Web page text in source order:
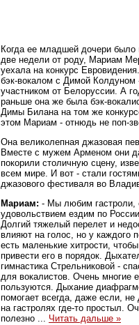
Когда ее младшей дочери было
две недели от роду, Мариам
уехала на конкурс
бэк-вокалом с Димой Колдуном
участником от Белоруссии. А
раньше она же была бэк-
Димы Билана на том же
этом Мариам - отнюдь не поп-
Она великолепная джазовая
Вместе с мужем Арменом они
покорили столичную сцену,
всем мире. И вот - стали
джазового фестиваля во
Мариам: - Мы любим гастроли,
удовольствием ездим по
Долгий тяжелый перелет и
влияют на голос, но у каждого
есть маленькие хитрости, чтобы
привести его в порядок.
гимнастика Стрельниковой -
для вокалистов. Очень многие
пользуются. Дыхание
помогает всегда, даже если, не
на гастролях где-то простыл.
полезно ... Читать дальше »